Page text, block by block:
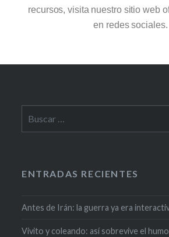
recursos, visita nuestro sitio web
en redes sociales.
ENTRADAS RECIENTES
Antes de Irán: la guerra ya era
Vivito y coleando: así sobrevive el